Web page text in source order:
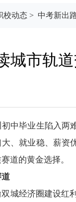
校动态 > 中考新出
城市轨
初中毕业生陷入两
、就业稳、薪资
道的黄金选择。
城经济圈建设